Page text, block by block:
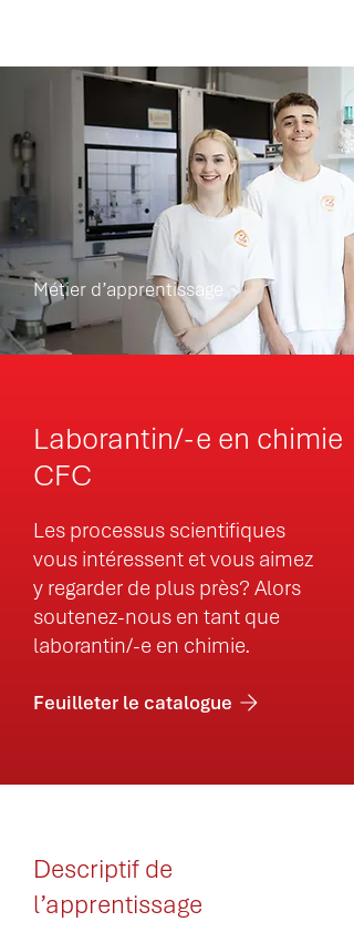
Métier d’apprentissage
Laborantin/-e en chimie
CFC
Les processus scientifiques
vous intéressent et vous aimez
y regarder de plus près? Alors
soutenez-nous en tant que
laborantin/-e en chimie.
Feuilleter le catalogue
Descriptif de
l’apprentissage